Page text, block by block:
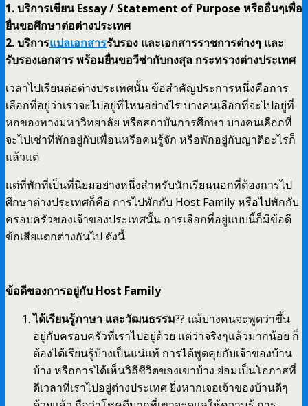
1. บริการเขียน Essay / Statement of Purpose หรืออื่นๆเพื่อ
ยื่นขอศึกษาต่อต่างประเทศ
2. บริการแปลเอกสารรับรอง และเอกสารราชการต่างๆ และ
รับรองเอกสาร พร้อมยื่นขอวีซ่ากับกงสุล กระทรวงต่างประเทศ
เวลาไปเรียนต่อต่างประเทศนั้น ข้อสำคัญประการหนึ่งคือการ
เลือกที่อยู่ว่าเราจะไปอยู่ที่ไหนอย่างไร บางคนเลือกที่จะไปอยู่ที่
หอของทางมหาวิทยาลัย หรือสถาบันการศึกษา บางคนเลือกที่
จะไปเช่าที่พักอยู่กับเพื่อนหรือคนรู้จัก หรือพักอยู่กับญาติอะไรก็
แล้วแต่
แต่ที่พักที่เป็นที่นิยมอย่างหนึ่งสำหรับนักเรียนนอกที่ต้องการไป
ศึกษาต่างประเทศก็คือ การไปพักกับ Host Family หรือไปพักกับ
ครอบครัวของเจ้าของประเทศนั้น การเลือกที่อยู่แบบนี้ก็มีข้อดี
ข้อเสียแตกต่างกันไป ดังนี้
ข้อดีของการอยู่กับ Host Family
ได้เรียนรู้ภาษา และวัฒนธรรม?? แม้บางคนจะพูดว่าขึ้น
อยู่กับครอบครัวที่เราไปอยู่ด้วย แต่ว่าจริงๆแล้วมากน้อย ก็
ต้องได้เรียนรู้บ้างเป็นแน่แท้ การได้พูดคุยกับเจ้าของบ้าน
บ้าง หรือการได้เห็นวิถีชีวิตของเขาบ้าง ย่อมเป็นโอกาสที่
ดีเวลาที่เราไปอยู่ต่างประเทศ ยิ่งหากเจอเจ้าของบ้านดีๆ